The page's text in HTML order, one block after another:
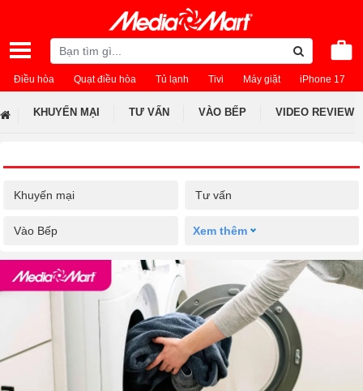
Điều hòa Quạt điều hòa Tủ lạnh Tivi Máy giặt iPhone 17
KHUYẾN MẠI TƯ VẤN VÀO BẾP VIDEO REVIEW
Khuyến mại Tư vấn
Vào Bếp Xem thêm